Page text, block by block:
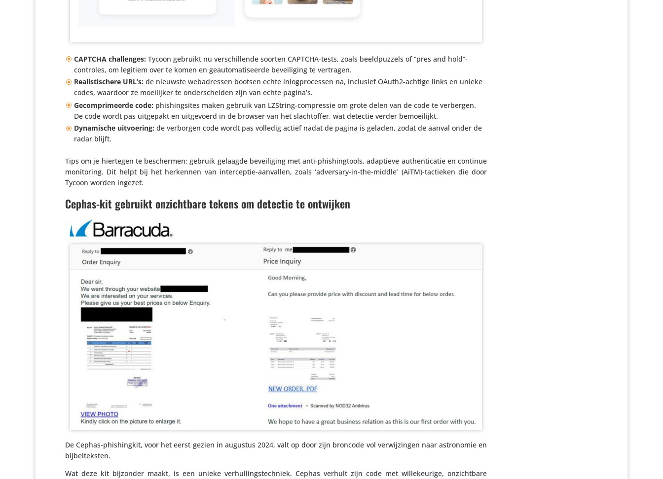
CAPTCHA chal­lenges: Tycoon gebruikt nu verschil­lende soorten CAPTCHA-tests, zoals beeld­puz­zels of “pres and hold”-
controles, om legitiem over te komen en geau­to­ma­ti­seerde bevei­li­ging te vertragen.
Realis­ti­schere URL’s: de nieuwste webadressen bootsen echte inlog­pro­cessen na, inclusief OAuth2-achtige links en unieke
codes, waardoor ze moei­lijker te onder­scheiden zijn van echte pagina’s.
Gecom­pri­meerde code: phis­hing­sites maken gebruik van LZString-compressie om grote delen van de code te verbergen.
De code wordt pas uitgepakt en uitge­voerd in de browser van het slacht­offer, wat detectie verder bemoeilijkt.
Dyna­mi­sche uitvoe­ring: de verborgen code wordt pas volledig actief nadat de pagina is geladen, zodat de aanval onder de
radar blijft.
Tips om je hiertegen te beschermen: gebruik gelaagde bevei­li­ging met anti-phis­hing­tools, adaptieve authen­ti­catie en continue
moni­to­ring. Dit helpt bij het herkennen van inter­ceptie-aanvallen, zoals ‘adversary-in-the-middle’ (AiTM)-tactieken die door
Tycoon worden ingezet.
Cephas-kit gebruikt onzichtbare tekens om detectie te ontwijken
De Cephas-phis­hingkit, voor het eerst gezien in augustus 2024, valt op door zijn broncode vol verwij­zingen naar astro­nomie en
bijbelteksten.
Wat deze kit bijzonder maakt, is een unieke verhul­lings­tech­niek. Cephas verhult zijn code met wille­keu­rige, onzicht­bare